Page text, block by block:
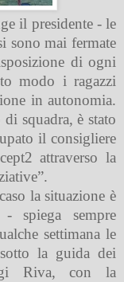
il presidente - le
sono mai fermate
di ogni
modo i ragazzi
in autonomia.
squadra, è stato
il consigliere
attraverso la
la situazione è
- spiega sempre
settimana le
la guida dei
Riva, con la